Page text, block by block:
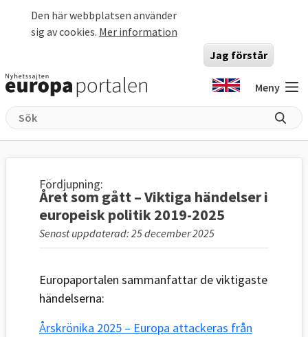
Den här webbplatsen använder
sig av cookies. Mer information
Jag förstår
Meny
Fördjupning:
Året som gått – Viktiga händelser i
europeisk politik 2019-2025
Senast uppdaterad: 25 december 2025
Europaportalen sammanfattar de viktigaste
händelserna:
Årskrönika 2025 – Europa attackeras från